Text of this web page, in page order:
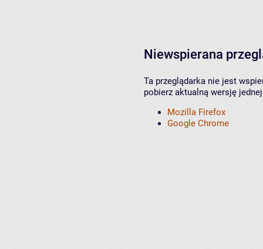
Niewspierana
Ta przeglądarka nie jest
pobierz aktualną wersję
Mozilla Firefox
Google Chrome